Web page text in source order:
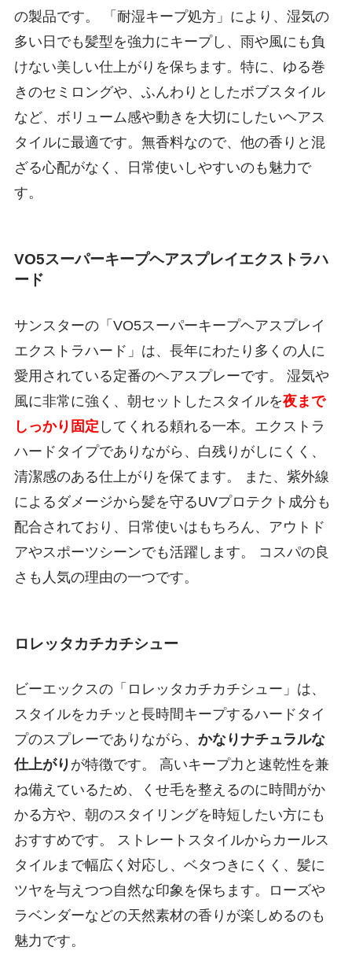
の製品です。 「耐湿キープ処方」により、湿気の
多い日でも髪型を強力にキープし、雨や風にも負
けない美しい仕上がりを保ちます。特に、ゆる巻
きのセミロングや、ふんわりとしたボブスタイル
など、ボリューム感や動きを大切にしたいヘアス
タイルに最適です。無香料なので、他の香りと混
ざる心配がなく、日常使いしやすいのも魅力で
す。
VO5スーパーキープヘアスプレイエクストラハ
ード
サンスターの「VO5スーパーキープヘアスプレイ
エクストラハード」は、長年にわたり多くの人に
愛用されている定番のヘアスプレーです。 湿気や
風に非常に強く、朝セットしたスタイルを夜まで
しっかり固定 してくれる頼れる一本。エクストラ
ハードタイプでありながら、白残りがしにくく、
清潔感のある仕上がりを保てます。 また、紫外線
によるダメージから髪を守るUVプロテクト成分も
配合されており、日常使いはもちろん、アウトド
アやスポーツシーンでも活躍します。 コスパの良
さも人気の理由の一つです。
ロレッタカチカチシュー
ビーエックスの「ロレッタカチカチシュー」は、
スタイルをカチッと長時間キープするハードタイ
プのスプレーでありながら、 かなりナチュラルな
仕上がり が特徴です。 高いキープ力と速乾性を兼
ね備えているため、くせ毛を整えるのに時間がか
かる方や、朝のスタイリングを時短したい方にも
おすすめです。 ストレートスタイルからカールス
タイルまで幅広く対応し、ベタつきにくく、髪に
ツヤを与えつつ自然な印象を保ちます。ローズや
ラベンダーなどの天然素材の香りが楽しめるのも
魅力です。